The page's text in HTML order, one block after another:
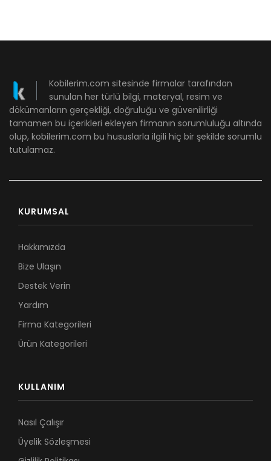
Kobilerim.com sitesinde firmalar tarafından
sunulan her türlü bilgi, materyal, resim ve
dökümanların gerçekliği, doğruluğu ve güvenilirliği
tamamen bu içerikleri ekleyen firmanın sorumluluğu altında
olup, kobilerim.com bu hususlarla ilgili hiç bir şekilde sorumlu
tutulamaz.
KURUMSAL
Hakkımızda
Bize Ulaşın
Destek Verin
Yardım
Firma Kategorileri
Ürün Kategorileri
KULLANIM
Nasıl Çalışır
Üyelik Sözleşmesi